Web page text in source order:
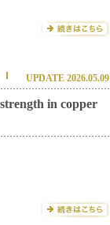
UPDATE 2026.05.09
in copper